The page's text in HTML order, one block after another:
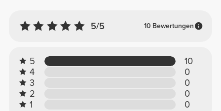
5/5 10 Bewertungen
5
10
4
0
3
0
2
0
1
0